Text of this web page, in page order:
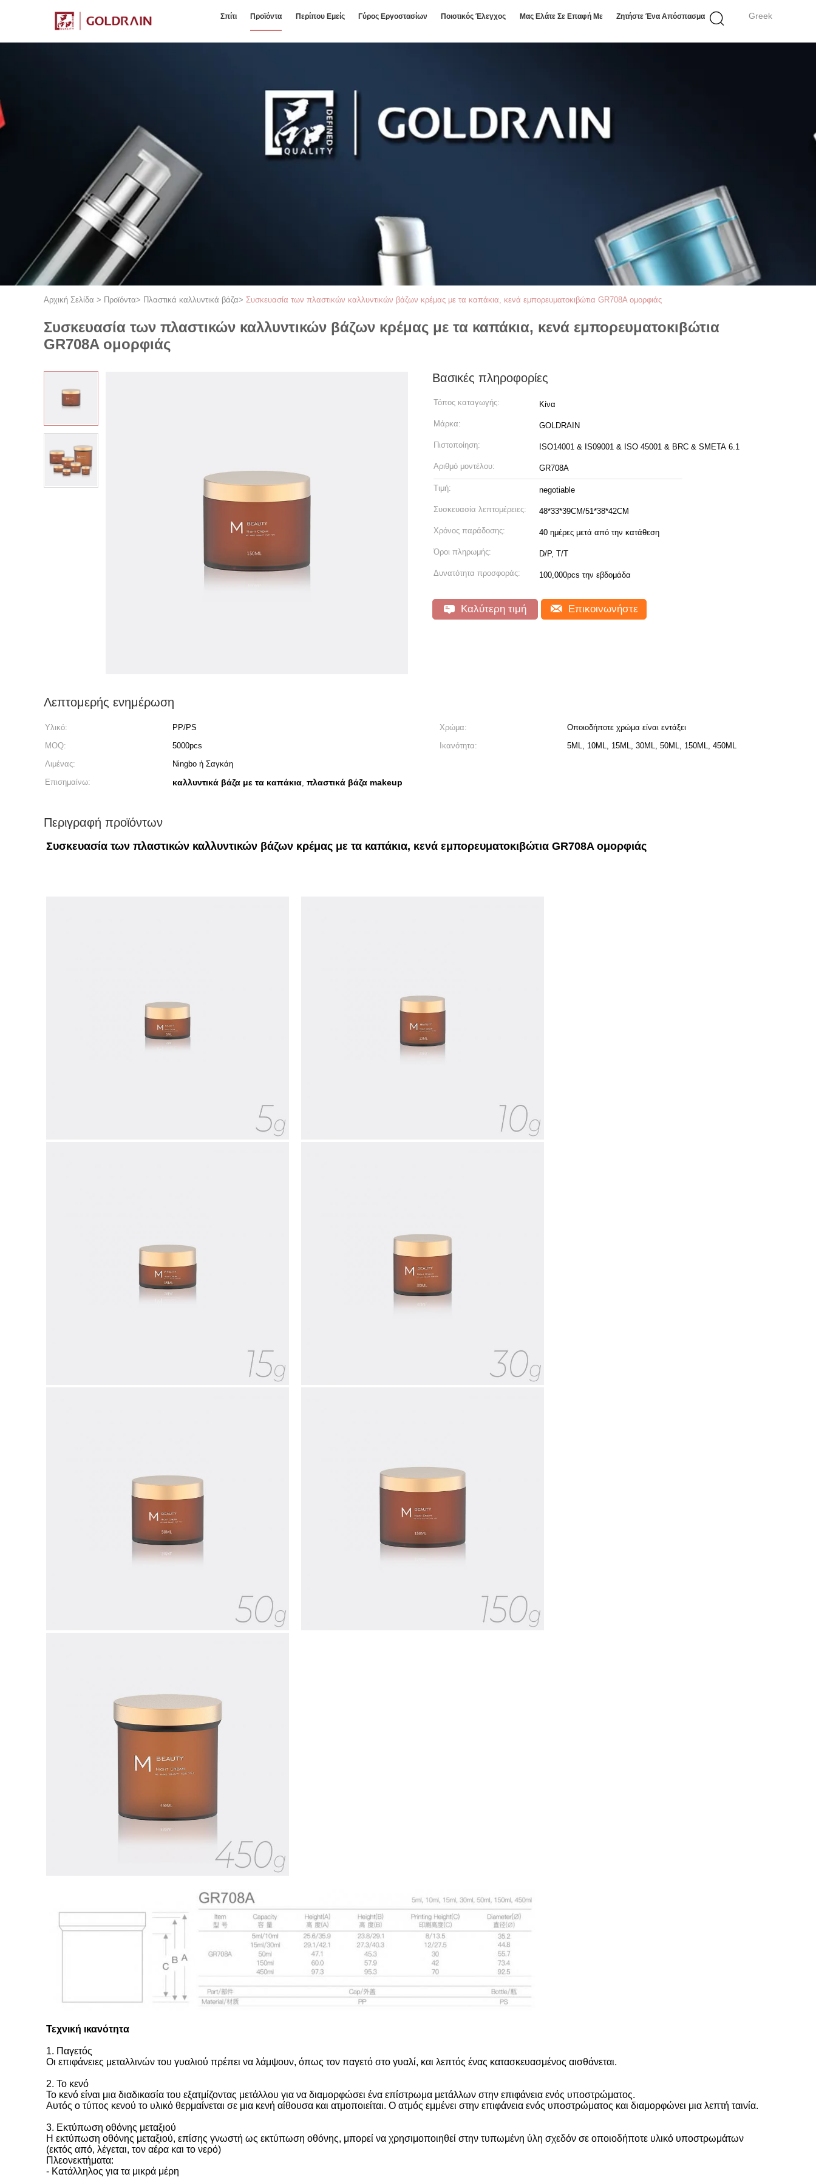
Greek
Σπίτι Προϊόντα Περίπου Εμείς Γύρος Εργοστασίων Ποιοτικός Έλεγχος Μας Ελάτε Σε Επαφή Με Ζητήστε Ένα Απόσπασμα
Αρχική Σελίδα > Προϊόντα> Πλαστικά καλλυντικά βάζα> Συσκευασία των πλαστικών καλλυντικών βάζων κρέμας με τα καπάκια, κενά εμπορευματοκιβώτια GR708A ομορφιάς
Συσκευασία των πλαστικών καλλυντικών βάζων κρέμας με τα καπάκια, κενά εμπορευματοκιβώτια
GR708A ομορφιάς
Βασικές πληροφορίες
Τόπος καταγωγής: Κίνα
Μάρκα: GOLDRAIN
Πιστοποίηση: ISO14001 & IS09001 & ISO 45001 & BRC & SMETA 6.1
Αριθμό μοντέλου: GR708A
Τιμή: negotiable
Συσκευασία λεπτομέρειες: 48*33*39CM/51*38*42CM
Χρόνος παράδοσης: 40 ημέρες μετά από την κατάθεση
Όροι πληρωμής: D/P, T/T
Δυνατότητα προσφοράς: 100,000pcs την εβδομάδα
Καλύτερη τιμή Επικοινωνήστε
Λεπτομερής ενημέρωση
Υλικό: PP/PS Χρώμα:
Οποιοδήποτε χρώμα είναι εντάξει
MOQ:
5000pcs Ικανότητα:
5ML, 10ML, 15ML, 30ML, 50ML, 150ML, 450ML
Λιμένας:
Ningbo ή Σαγκάη
Επισημαίνω:
καλλυντικά βάζα με τα καπάκια, πλαστικά βάζα makeup
Περιγραφή προϊόντων
Συσκευασία των πλαστικών καλλυντικών βάζων κρέμας με τα καπάκια, κενά εμπορευματοκιβώτια GR708A ομορφιάς
Τεχνική ικανότητα
1. Παγετός
Οι επιφάνειες μεταλλινών του γυαλιού πρέπει να λάμψουν, όπως τον παγετό στο γυαλί, και λεπτός ένας κατασκευασμένος αισθάνεται.
2. Το κενό
Το κενό είναι μια διαδικασία του εξατμίζοντας μετάλλου για να διαμορφώσει ένα επίστρωμα μετάλλων στην επιφάνεια ενός υποστρώματος.
Αυτός ο τύπος κενού το υλικό θερμαίνεται σε μια κενή αίθουσα και ατμοποιείται. Ο ατμός εμμένει στην επιφάνεια ενός υποστρώματος και διαμορφώνει μια λεπτή ταινία.
3. Εκτύπωση οθόνης μεταξιού
Η εκτύπωση οθόνης μεταξιού, επίσης γνωστή ως εκτύπωση οθόνης, μπορεί να χρησιμοποιηθεί στην τυπωμένη ύλη σχεδόν σε οποιοδήποτε υλικό υποστρωμάτων
(εκτός από, λέγεται, τον αέρα και το νερό)
Πλεονεκτήματα:
- Κατάλληλος για τα μικρά μέρη